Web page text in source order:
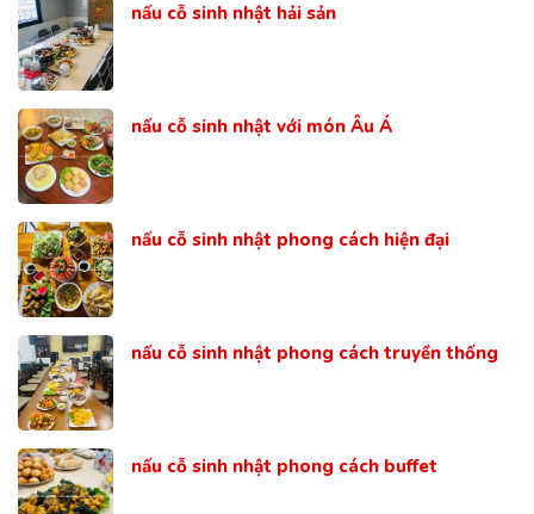
nấu cỗ sinh nhật hải sản
nấu cỗ sinh nhật với món Âu Á
nấu cỗ sinh nhật phong cách hiện đại
nấu cỗ sinh nhật phong cách truyền thống
nấu cỗ sinh nhật phong cách buffet